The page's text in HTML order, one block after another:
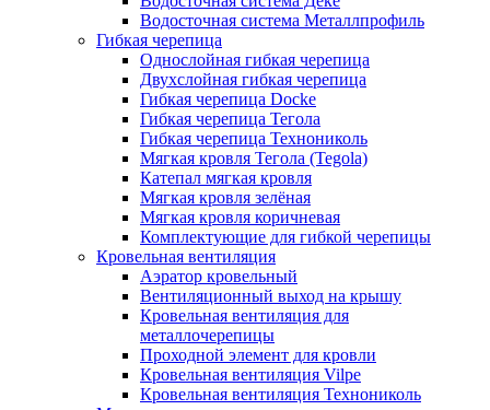
Водосточная система Металлпрофиль
Гибкая черепица
Однослойная гибкая черепица
Двухслойная гибкая черепица
Гибкая черепица Docke
Гибкая черепица Тегола
Гибкая черепица Технониколь
Мягкая кровля Тегола (Tegola)
Катепал мягкая кровля
Мягкая кровля зелёная
Мягкая кровля коричневая
Комплектующие для гибкой черепицы
Кровельная вентиляция
Аэратор кровельный
Вентиляционный выход на крышу
Кровельная вентиляция для
металлочерепицы
Проходной элемент для кровли
Кровельная вентиляция Vilpe
Кровельная вентиляция Технониколь